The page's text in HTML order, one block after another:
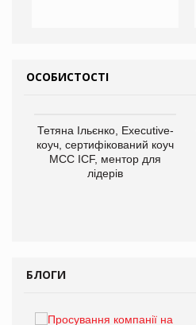
ОСОБИСТОСТІ
Тетяна Ільєнко, Executive-
коуч, сертифікований коуч
МСС ICF, ментор для
лідерів
БЛОГИ